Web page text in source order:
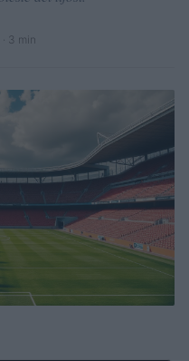
· 3 min